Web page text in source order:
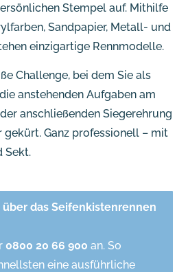
Stempel auf. Mithilfe
Sandpapier, Metall- und
einzigartige Rennmodelle.
Challenge, bei dem Sie als
anstehenden Aufgaben am
anschließenden Siegerehrung
gekürt. Ganz professionell – mit
Sekt.
das Seifenkistenrennen
0800 20 66 900 an. So
eine ausführliche